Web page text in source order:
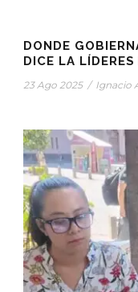
DONDE
DICE LA
23 Ago 2025 / Ignacio